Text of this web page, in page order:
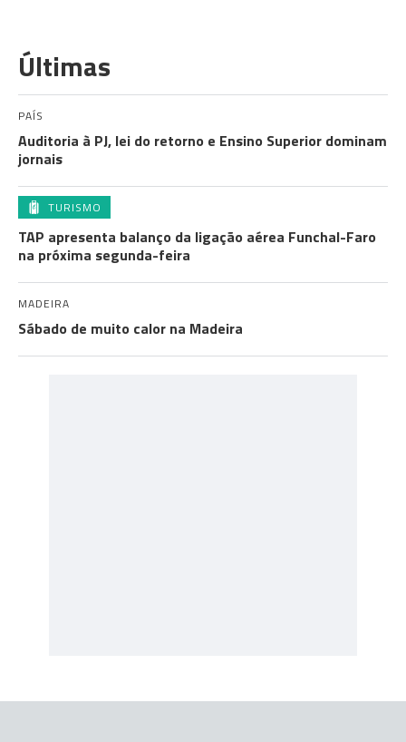
Últimas
PAÍS
Auditoria à PJ, lei do retorno e Ensino Superior dominam
jornais
TURISMO
TAP apresenta balanço da ligação aérea Funchal-Faro
na próxima segunda-feira
MADEIRA
Sábado de muito calor na Madeira